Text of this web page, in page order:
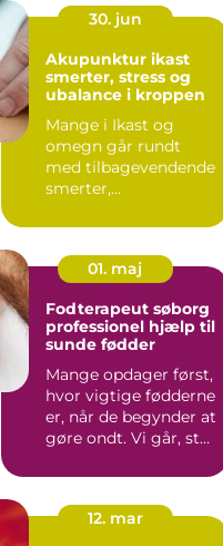
30. jun
Akupunktur ikast
smerter, stress og
ubalance i kroppen
Mange i Ikast og
omegn går rundt
med tilbagevendende
smerter,
stresssymptomer, s...
01. maj
Fodterapeut søborg
professionel hjælp til
sunde fødder
Mange opdager først,
hvor vigtige fødderne
er, når de begynder at
gøre ondt. Vi går, står
12. mar